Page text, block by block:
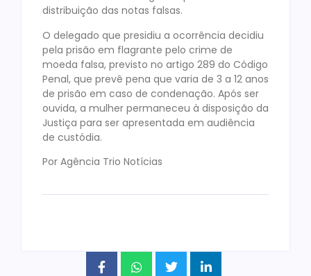
distribuição das notas falsas.
O delegado que presidiu a ocorrência decidiu
pela prisão em flagrante pelo crime de
moeda falsa, previsto no artigo 289 do Código
Penal, que prevê pena que varia de 3 a 12 anos
de prisão em caso de condenação. Após ser
ouvida, a mulher permaneceu à disposição da
Justiça para ser apresentada em audiência
de custódia.
Por Agência Trio Notícias